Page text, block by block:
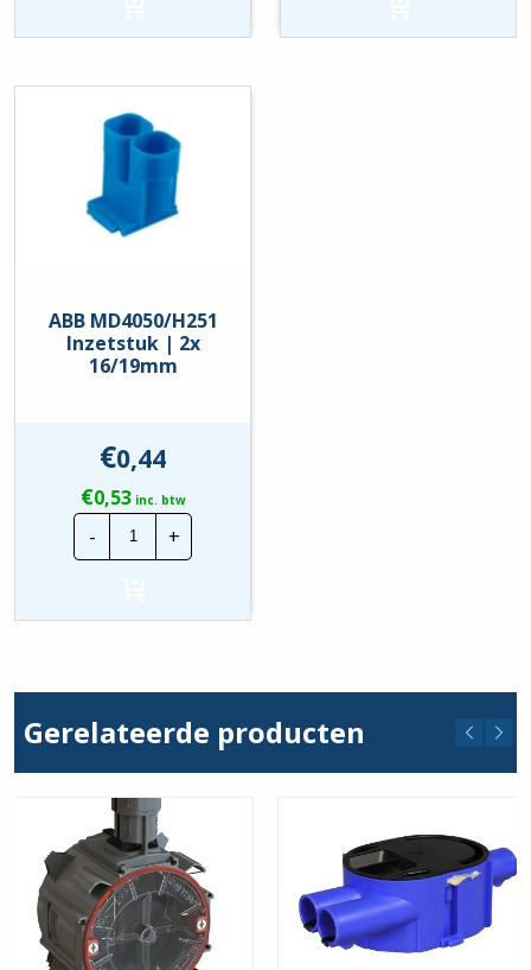
16/19mm |
ABB MD4050/H251
Inzetstuk | 2x
16/19mm
€0,44
€0,53inc. btw
-
ABB
MD4050/H251
Inzetstuk
16/19mm
+
Gerelateerde producten